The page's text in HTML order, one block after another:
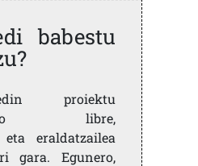
babestu
proiektu
libre,
eraldatzailea
gara. Egunero,